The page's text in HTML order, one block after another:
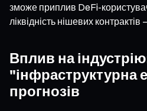
зможе приплив DeFi-
ліквідність нішевих
Вплив на
"інфраструктурна
прогнозів